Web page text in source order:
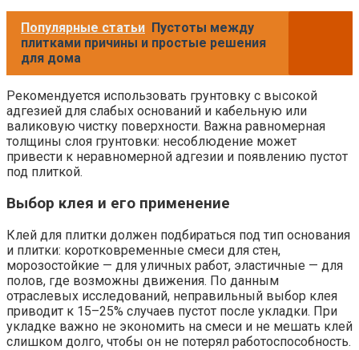
Популярные статьи Пустоты между
плитками причины и простые решения
для дома
Рекомендуется использовать грунтовку с высокой
адгезией для слабых оснований и кабельную или
валиковую чистку поверхности. Важна равномерная
толщины слоя грунтовки: несоблюдение может
привести к неравномерной адгезии и появлению пустот
под плиткой.
Выбор клея и его применение
Клей для плитки должен подбираться под тип основания
и плитки: коротковременные смеси для стен,
морозостойкие — для уличных работ, эластичные — для
полов, где возможны движения. По данным
отраслевых исследований, неправильный выбор клея
приводит к 15–25% случаев пустот после укладки. При
укладке важно не экономить на смеси и не мешать клей
слишком долго, чтобы он не потерял работоспособность.